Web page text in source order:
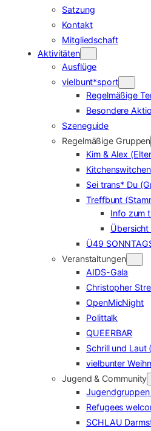
Satzung
Kontakt
Mitgliedschaft
Aktivitäten
Ausflüge
vielbunt*sport
Regelmäßige
Besondere
Szeneguide
Regelmäßige Gruppen
Kim & Alex
Kitchenswitchen
Sei trans* Du
Treffbunt
Info zum
Ü49
Veranstaltungen
AIDS-Gala
Christopher
OpenMicNight
Polittalk
QUEERBAR
Schrill und Laut
vielbunter
Jugend & Community
Refugees
SCHLAU